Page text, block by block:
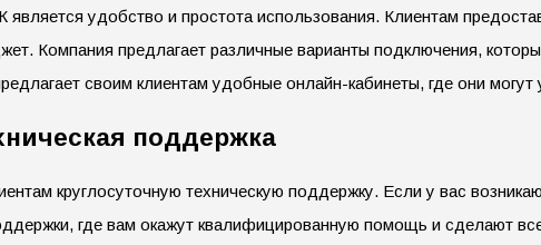
удобство и простота использования. Клиентам
Компания предлагает различные варианты подключения,
своим клиентам удобные онлайн-кабинеты, где они
поддержка
круглосуточную техническую поддержку. Если у вас
где вам окажут квалифицированную помощь и сделают